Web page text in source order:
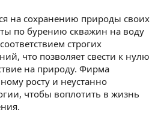
на сохранению природы своих
по бурению скважин на воду
строгих
что позволяет свести к нулю
на природу. Фирма
росту и неустанно
чтобы воплотить в жизнь